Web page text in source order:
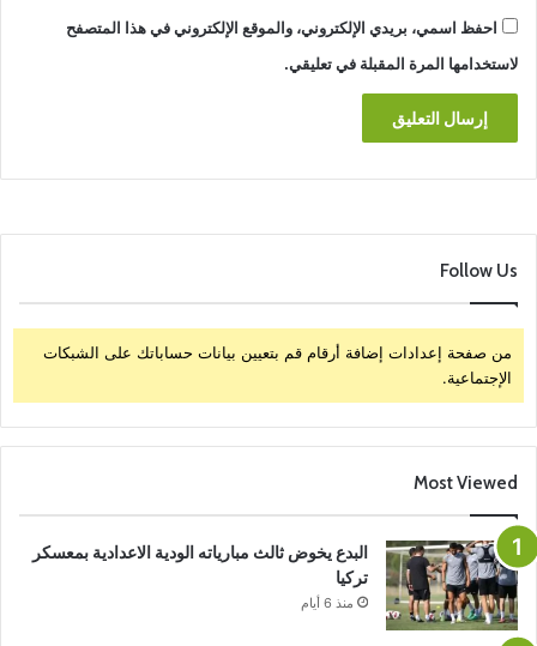
احفظ اسمي، بريدي الإلكتروني، والموقع الإلكتروني في هذا المتصفح
لاستخدامها المرة المقبلة في تعليقي.
Follow Us
من صفحة إعدادات إضافة أرقام قم بتعيين بيانات حساباتك على الشبكات
الإجتماعية.
Most Viewed
البدع يخوض ثالث مبارياته الودية الاعدادية بمعسكر
تركيا
منذ 6 أيام